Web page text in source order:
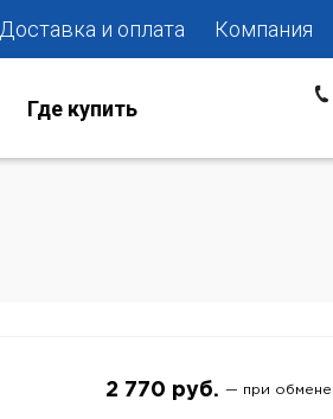
Доставка и оплата Компания
Где купить
2 770 руб. — при обмене